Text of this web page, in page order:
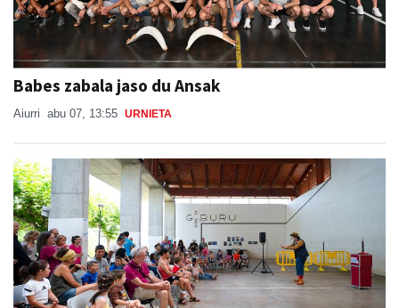
Babes zabala jaso du Ansak
Aiurri abu 07, 13:55 URNIETA